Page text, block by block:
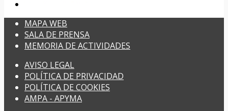
MAPA WEB
SALA DE PRENSA
MEMORIA DE ACTIVIDADES
AVISO LEGAL
POLÍTICA DE PRIVACIDAD
POLÍTICA DE COOKIES
AMPA - APYMA